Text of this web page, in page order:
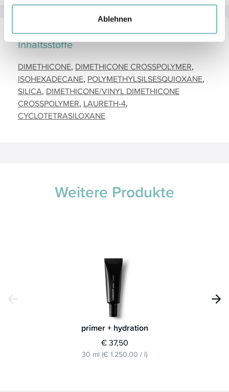
Ablehnen
Inhaltsstoffe
DIMETHICONE DIMETHICONE CROSSPOLYMER
ISOHEXADECANE POLYMETHYLSILSESQUIOXANE
SILICA DIMETHICONE/VINYL DIMETHICONE
CROSSPOLYMER LAURETH-4
CYCLOTETRASILOXANE
Weitere Produkte
primer + hydration
€ 37,50
30 ml (€ 1.250,00 / l)